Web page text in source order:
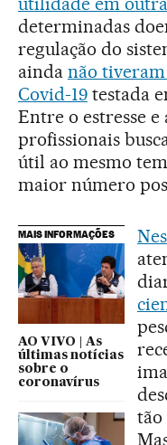
determinadas
regulação do
ainda não tiveram
Covid-19testada
Entre o estresse e
profissionais
útil ao mesmo
maior número
MAIS INFORMAÇÕES
AO VIVO | As
últimas notícias
sobre o
coronavírus
tão